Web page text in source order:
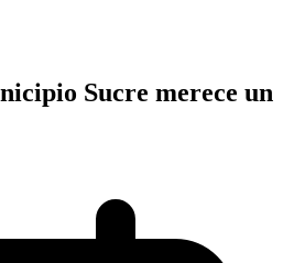
Sucre merece un